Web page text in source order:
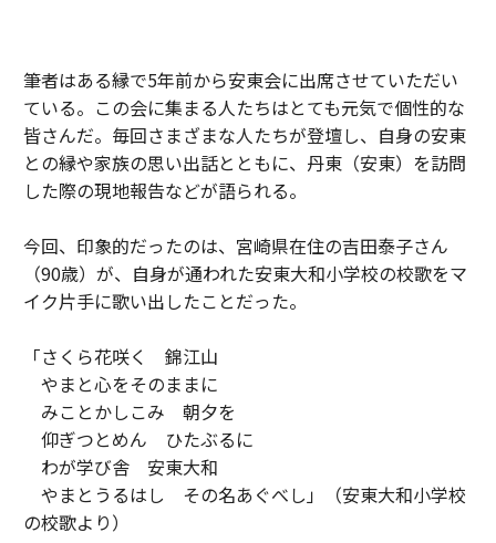
筆者はある縁で5年前から安東会に出席させていただい
ている。この会に集まる人たちはとても元気で個性的な
皆さんだ。毎回さまざまな人たちが登壇し、自身の安東
との縁や家族の思い出話とともに、丹東（安東）を訪問
した際の現地報告などが語られる。
今回、印象的だったのは、宮崎県在住の吉田泰子さん
（90歳）が、自身が通われた安東大和小学校の校歌をマ
イク片手に歌い出したことだった。
「さくら花咲く 錦江山
やまと心をそのままに
みことかしこみ 朝夕を
仰ぎつとめん ひたぶるに
わが学び舎 安東大和
やまとうるはし その名あぐべし」（安東大和小学校
の校歌より）